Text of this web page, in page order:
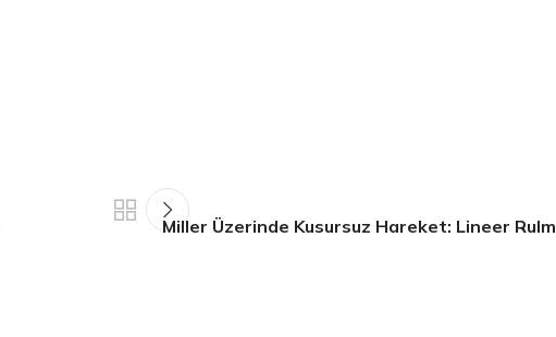
Miller Üzerinde Kusursuz Hareket: Lineer